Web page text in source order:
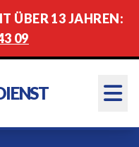
ÜBER 13 JAHREN:
09